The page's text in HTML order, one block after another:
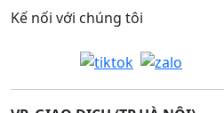
Kế nối với chúng tôi